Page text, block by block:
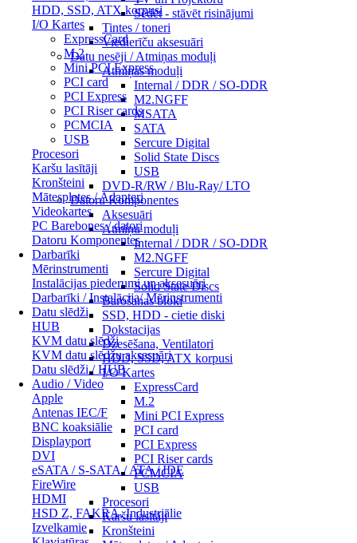
HDD, SSD, ATX korpusi
I/O Kartes
ExpressCard
M.2
Mini PCI Express
PCI card
PCI Express
PCI Riser cards
PCMCIA
USB
Procesori
Karšu lasītāji
Kronšteini
Mātesplates / Adapteri
Videokartes
PC Barebones / datori
Datoru Komponentes
Darbarīki
Mērinstrumenti
Instalācijas piederumi un aksesuāri
Darbarīki / Instalācija/ Mērinstrumenti
Datu slēdži
HUB
KVM datu slēdži
KVM datu slēdžu aksesuāri
Datu slēdži / HUB
Audio / Video
Apple
Antenas IEC/F
BNC koaksiālie
Displayport
DVI
eSATA / S-SATA / ATA / IDE
FireWire
HDMI
HSD Z, FAKRA, Industriālie
Izvelkamie
Sēdēt - stāvēt risinājumi
Tintes / toneri
Viedierīču aksesuāri
Datu nesēji / Atmiņas moduļi
Atmiņas moduļi
Internal / DDR / SO-DDR
M2.NGFF
MSATA
SATA
Sercure Digital
Solid State Discs
USB
DVD-R/RW / Blu-Ray/ LTO
Datoru Komponentes
Aksesuāri
Atmiņu moduļi
Internal / DDR / SO-DDR
M2.NGFF
Sercure Digital
Solid State Discs
Barošanas bloki
SSD, HDD - cietie diski
Dokstacijas
Dzesēšana, Ventilatori
HDD, SSD, ATX korpusi
I/O Kartes
ExpressCard
M.2
Mini PCI Express
PCI card
PCI Express
PCI Riser cards
PCMCIA
USB
Procesori
Karšu lasītāji
Kronšteini